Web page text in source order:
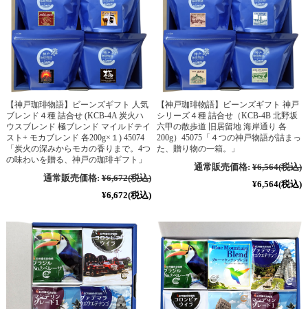
【神戸珈琲物語】ビーンズギフト 人気
ブレンド４種 詰合せ (KCB-4A 炭火ハ
ウスブレンド 極ブレンド マイルドテイ
スト+ モカブレンド 各200g×１) 45074
「炭火の深みからモカの香りまで。4つ
の味わいを贈る、神戸の珈琲ギフト」
通常販売価格: ¥6,672(税込)
¥6,672(税込)
【神戸珈琲物語】ビーンズギフト 神戸
シリーズ４種 詰合せ（KCB-4B 北野坂
六甲の散歩道 旧居留地 海岸通り 各
200g）45075「４つの神戸物語が詰まっ
た、贈り物の一箱。」
通常販売価格: ¥6,564(税込)
¥6,564(税込)